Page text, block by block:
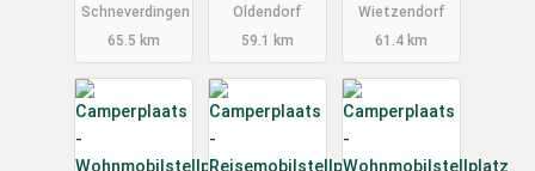
Schneverdingen
65.5 km
Oldendorf
59.1 km
Wietzendorf
61.4 km